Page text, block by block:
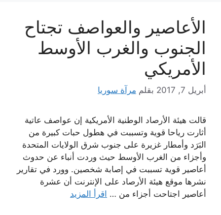
الأعاصير والعواصف تجتاح
الجنوب والغرب الأوسط
الأمريكي
أبريل 7, 2017 بقلم مرآة سوريا
قالت هيئة الأرصاد الوطنية الأمريكية إن عواصف عاتية
أثارت رياحا قوية وتسببت في هطول حبات كبيرة من
البَرَد وأمطار غزيرة على جنوب شرق الولايات المتحدة
وأجزاء من الغرب الأوسط حيث وردت أنباء عن حدوث
أعاصير قوية تسببت في إصابة شخصين. وورد في تقارير
نشرها موقع هيئة الأرصاد على الإنترنت أن عشرة
أعاصير اجتاحت أجزاء من … اقرأ المزيد